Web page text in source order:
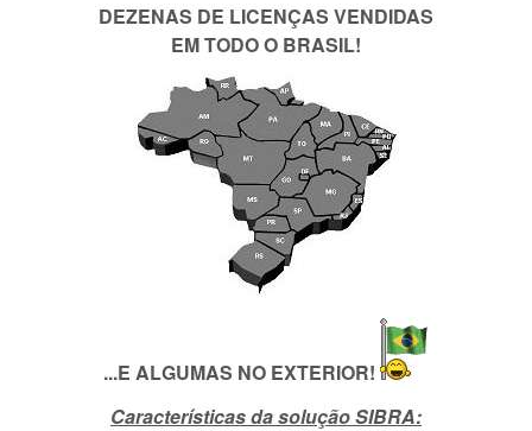
DEZENAS DE LICENÇAS VENDIDAS
EM TODO O BRASIL!
...E ALGUMAS NO EXTERIOR!
Característicasda solução SIBRA: